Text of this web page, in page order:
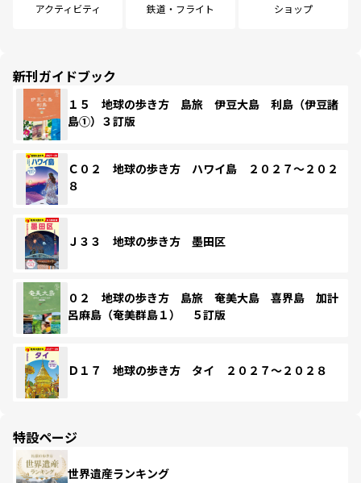
アクティビティ 鉄道・フライト ショップ
新刊ガイドブック
１５ 地球の歩き方 島旅 伊豆大島 利島（伊豆諸
島①）３訂版
Ｃ０２ 地球の歩き方 ハワイ島 ２０２７～２０２
８
Ｊ３３ 地球の歩き方 墨田区
０２ 地球の歩き方 島旅 奄美大島 喜界島 加計
呂麻島（奄美群島１） ５訂版
Ｄ１７ 地球の歩き方 タイ ２０２７～２０２８
特設ページ
世界遺産ランキング